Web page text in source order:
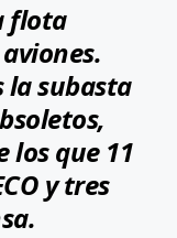
flota
subasta
los que 11
y tres